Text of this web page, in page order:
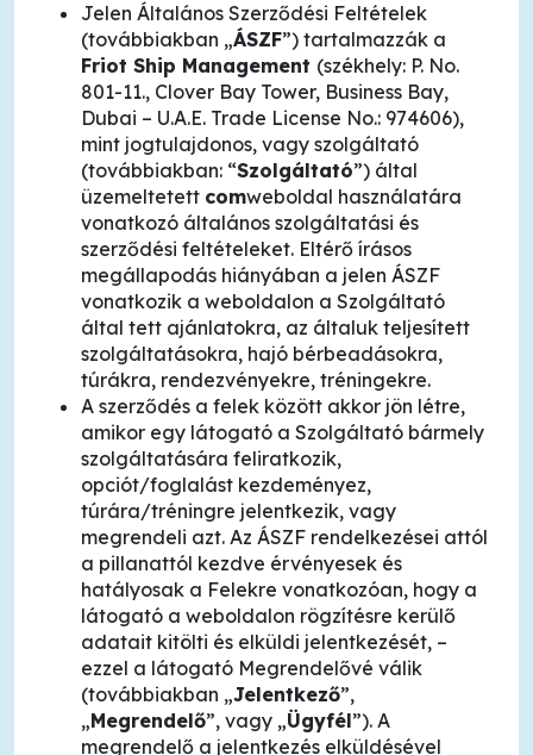
Jelen Általános Szerződési Feltételek
(továbbiakban „ÁSZF”) tartalmazzák a
Friot Ship Management (székhely: P. No.
801-11., Clover Bay Tower, Business Bay,
Dubai – U.A.E. Trade License No.: 974606),
mint jogtulajdonos, vagy szolgáltató
(továbbiakban: “Szolgáltató”) által
üzemeltetett comweboldal használatára
vonatkozó általános szolgáltatási és
szerződési feltételeket. Eltérő írásos
megállapodás hiányában a jelen ÁSZF
vonatkozik a weboldalon a Szolgáltató
által tett ajánlatokra, az általuk teljesített
szolgáltatásokra, hajó bérbeadásokra,
túrákra, rendezvényekre, tréningekre.
A szerződés a felek között akkor jön létre,
amikor egy látogató a Szolgáltató bármely
szolgáltatására feliratkozik,
opciót/foglalást kezdeményez,
túrára/tréningre jelentkezik, vagy
megrendeli azt. Az ÁSZF rendelkezései attól
a pillanattól kezdve érvényesek és
hatályosak a Felekre vonatkozóan, hogy a
látogató a weboldalon rögzítésre kerülő
adatait kitölti és elküldi jelentkezését, –
ezzel a látogató Megrendelővé válik
(továbbiakban „Jelentkező”,
„Megrendelő”, vagy „Ügyfél”). A
megrendelő a jelentkezés elküldésével